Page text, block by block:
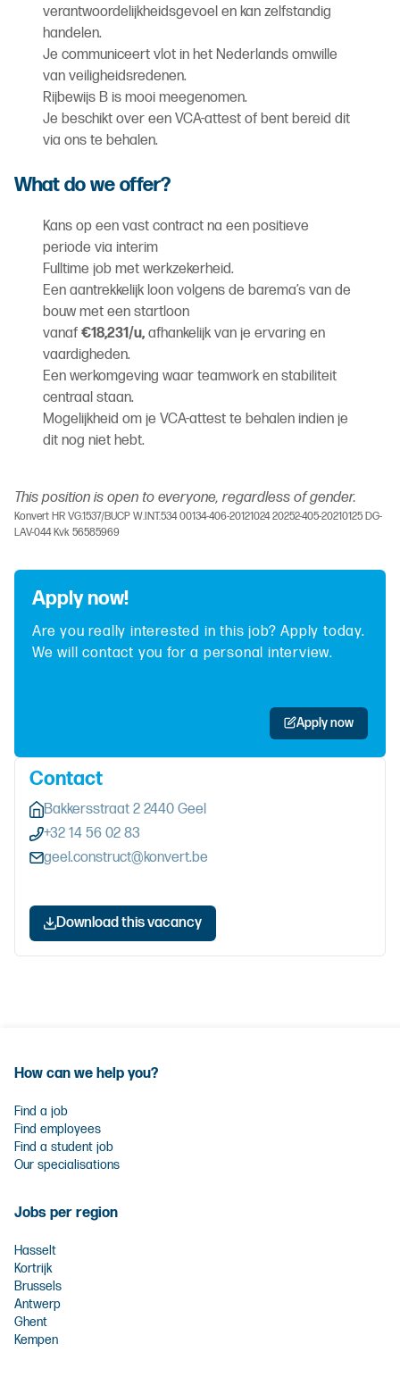
verantwoordelijkheidsgevoel en kan zelfstandig
handelen.
Je communiceert vlot in het Nederlands omwille
van veiligheidsredenen.
Rijbewijs B is mooi meegenomen.
Je beschikt over een VCA-attest of bent bereid dit
via ons te behalen.
What do we offer?
Kans op een vast contract na een positieve
periode via interim
Fulltime job met werkzekerheid.
Een aantrekkelijk loon volgens de barema’s van de
bouw met een startloon
vanaf €18,231/u, afhankelijk van je ervaring en
vaardigheden.
Een werkomgeving waar teamwork en stabiliteit
centraal staan.
Mogelijkheid om je VCA-attest te behalen indien je
dit nog niet hebt.
This position is open to everyone, regardless of gender.
Konvert HR VG.1537/BUCP W.INT.534 00134-406-20121024 20252-405-20210125 DG-
LAV-044 Kvk 56585969
Apply now!
Are you really interested in this job? Apply today.
We will contact you for a personal interview.
Apply now
Contact
Bakkersstraat 2 2440 Geel
+32 14 56 02 83
geel.construct@konvert.be
Download this vacancy
How can we help you?
Find a job
Find employees
Find a student job
Our specialisations
Jobs per region
Hasselt
Kortrijk
Brussels
Antwerp
Ghent
Kempen